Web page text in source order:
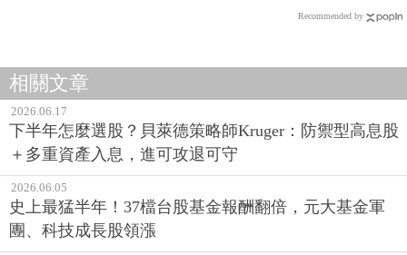
Recommended by
相關文章
2026.06.17
下半年怎麼選股？貝萊德策略師Kruger：防禦型高息股
＋多重資產入息，進可攻退可守
2026.06.05
史上最猛半年！37檔台股基金報酬翻倍，元大基金軍
團、科技成長股領漲